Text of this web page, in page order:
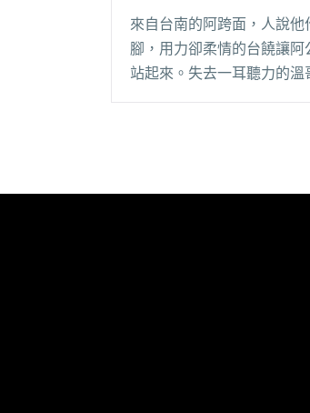
10組加拿大音樂人參
來自台南的阿跨面，人說他
腳，用力卻柔情的台饒讓阿
站起來。失去一耳聽力的溫
台舉辦 鄭宜農、阿跨面、